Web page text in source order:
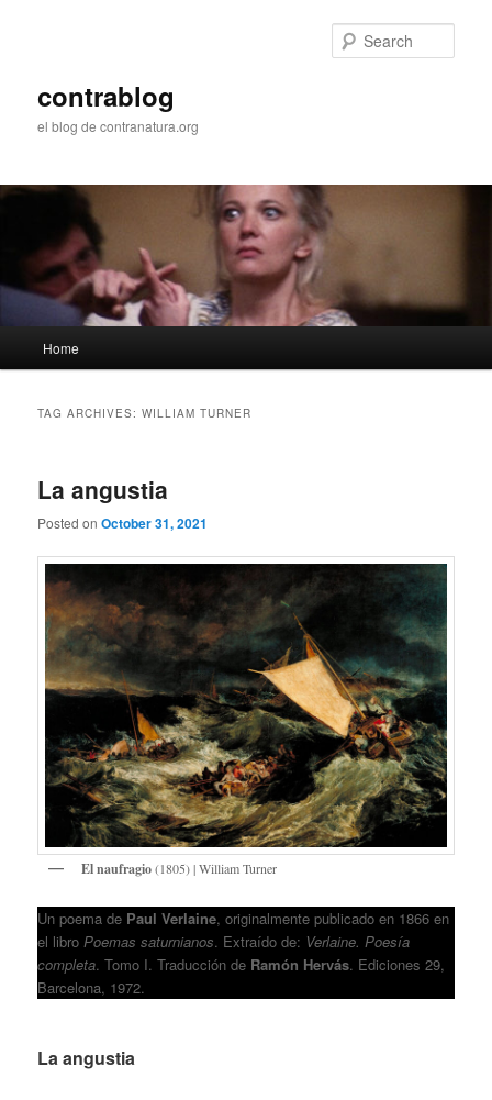
contrablog
el blog de contranatura.org
Home
TAG ARCHIVES:WILLIAM TURNER
La angustia
Posted onOctober 31, 2021
El naufragio(1805) | William Turner
Un poema de Paul Verlaine, originalmente publicado en 1866 en
el libro Poemas saturnianos. Extraído de: Verlaine. Poesía
completa. Tomo I. Traducción de Ramón Hervás. Ediciones 29,
Barcelona, 1972.
La angustia